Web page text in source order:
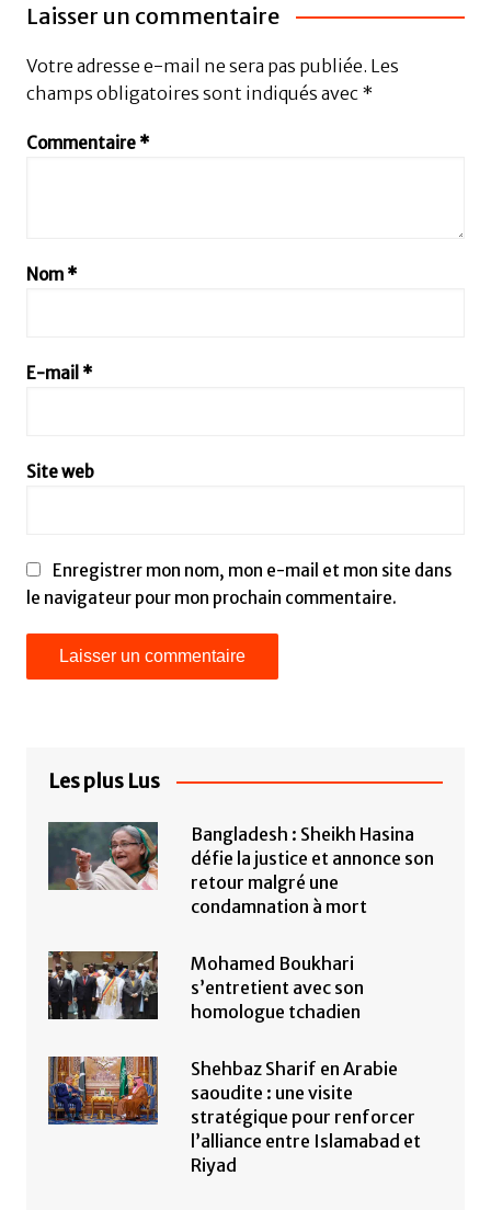
Laisser un commentaire
Votre adresse e-mail ne sera pas publiée. Les
champs obligatoires sont indiqués avec *
Commentaire *
Nom *
E-mail *
Site web
Enregistrer mon nom, mon e-mail et mon site dans
le navigateur pour mon prochain commentaire.
Les plus Lus
Bangladesh : Sheikh Hasina
défie la justice et annonce son
retour malgré une
condamnation à mort
Mohamed Boukhari
s’entretient avec son
homologue tchadien
Shehbaz Sharif en Arabie
saoudite : une visite
stratégique pour renforcer
l’alliance entre Islamabad et
Riyad